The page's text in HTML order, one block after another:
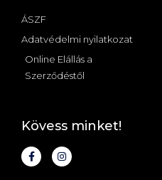
ÁSZF
Adatvédelmi nyilatkozat
Online Elállás a
Szerződéstől
Kövess minket!